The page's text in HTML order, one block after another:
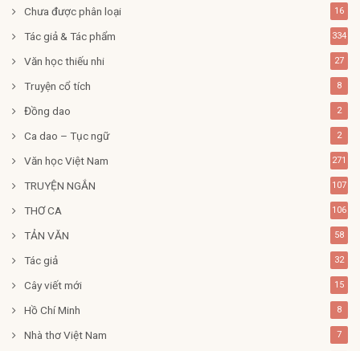
Chưa được phân loại 16
Tác giả & Tác phẩm 334
Văn học thiếu nhi 27
Truyện cổ tích 8
Đồng dao 2
Ca dao – Tục ngữ 2
Văn học Việt Nam 271
TRUYỆN NGẮN 107
THƠ CA 106
TẢN VĂN 58
Tác giả 32
Cây viết mới 15
Hồ Chí Minh 8
Nhà thơ Việt Nam 7